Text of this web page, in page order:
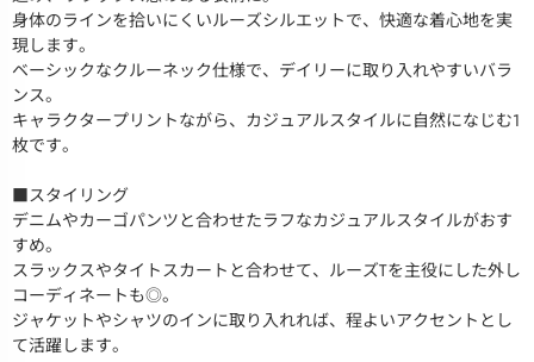
身体のラインを拾いにくいルーズシルエットで、快適な着心地を実
現します。
ベーシックなクルーネック仕様で、デイリーに取り入れやすいバラ
ンス。
キャラクタープリントながら、カジュアルスタイルに自然になじむ1
枚です。
■スタイリング
デニムやカーゴパンツと合わせたラフなカジュアルスタイルがおす
すめ。
スラックスやタイトスカートと合わせて、ルーズTを主役にした外し
コーディネートも◎。
ジャケットやシャツのインに取り入れれば、程よいアクセントとし
て活躍します。